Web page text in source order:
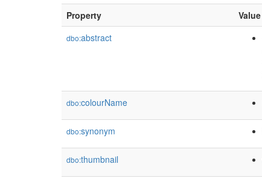
Property Value
dbo:abstract
dbo:colourName
dbo:synonym
dbo:thumbnail